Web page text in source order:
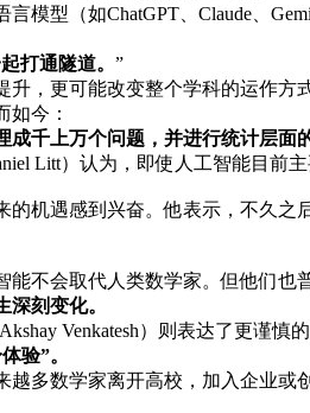
模型（如ChatGPT、Claude、
打通隧道。 ”
，更可能改变整个学科的运作方式
如今：
千上万个问题，并进行统计层面
Litt）认为，即使人工智能目前
机遇感到兴奋。他表示，不久之
不会取代人类数学家。但他们也
刻变化。
Venkatesh）则表达了更谨
验”。
多数学家离开高校，加入企业或